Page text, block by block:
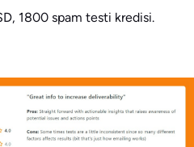
1800 spam testi kredisi.